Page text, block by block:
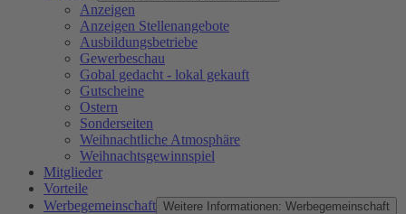
Anzeigen
Anzeigen Stellenangebote
Ausbildungsbetriebe
Gewerbeschau
Gobal gedacht - lokal gekauft
Gutscheine
Ostern
Sonderseiten
Weihnachtliche Atmosphäre
Weihnachtsgewinnspiel
Mitglieder
Vorteile
Werbegemeinschaft Weitere Informationen: Werbegemeinschaft